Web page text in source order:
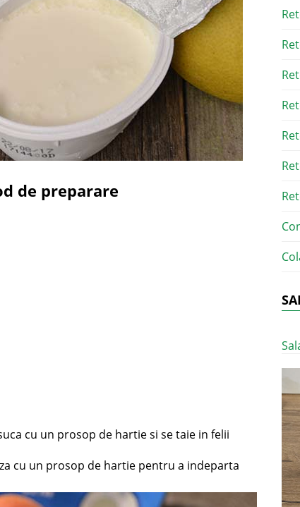
de preparare
cu un prosop de hartie si se taie in felii
cu un prosop de hartie pentru a indeparta